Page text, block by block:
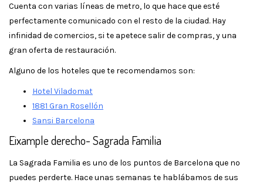
Cuenta con varias líneas de metro, lo que hace que esté
perfectamente comunicado con el resto de la ciudad. Hay
infinidad de comercios, si te apetece salir de compras, y una
gran oferta de restauración.
Alguno de los hoteles que te recomendamos son:
Hotel Viladomat
1881 Gran Rosellón
Sansi Barcelona
Eixample derecho- Sagrada Familia
La Sagrada Familia es uno de los puntos de Barcelona que no
puedes perderte. Hace unas semanas te hablábamos de sus